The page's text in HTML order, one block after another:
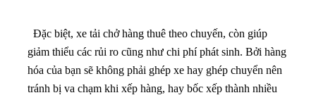
Đặc biệt, xe tải chở hàng thuê theo chuyến, còn giúp
giảm thiểu các rủi ro cũng như chi phí phát sinh. Bởi hàng
hóa của bạn sẽ không phải ghép xe hay ghép chuyển nên
tránh bị va chạm khi xếp hàng, hay bốc xếp thành nhiều